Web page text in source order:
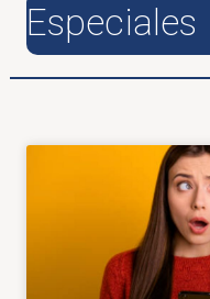
Especiales